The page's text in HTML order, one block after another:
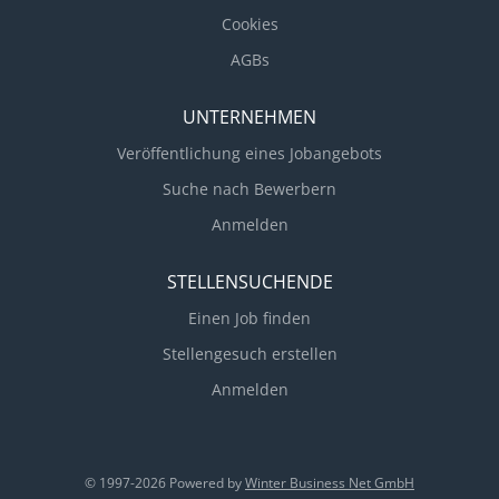
Cookies
AGBs
UNTERNEHMEN
Veröffentlichung eines Jobangebots
Suche nach Bewerbern
Anmelden
STELLENSUCHENDE
Einen Job finden
Stellengesuch erstellen
Anmelden
© 1997-2026 Powered byWinter Business Net GmbH